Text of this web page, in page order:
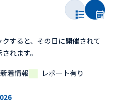
すると、その日に開催されて
れます。
新着情報 レポート有り